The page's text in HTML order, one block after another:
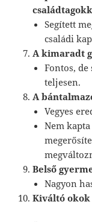
Segített
családi
A kimaradt
Fontos,
teljesen.
A
Vegyes
Nem
Belső
Nagyon
Kiváltó